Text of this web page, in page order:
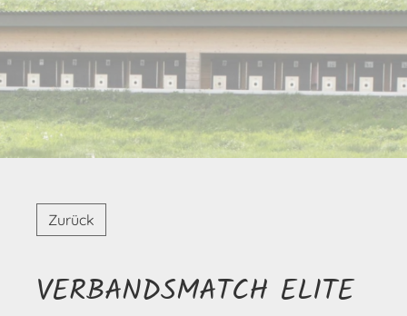
Zurück
VERBANDSMATCH ELITE